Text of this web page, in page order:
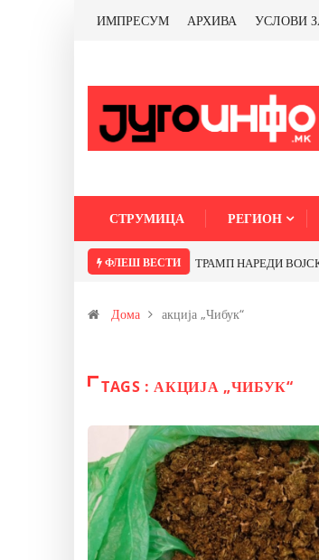
ИМПРЕСУМ АРХИВА УСЛОВИ
СТРУМИЦА РЕГИОН
ФЛЕШ ВЕСТИ ТРАМП НАРЕДИ
Дома акција „Чибук“
TAGS : АКЦИЈА „ЧИБУК“